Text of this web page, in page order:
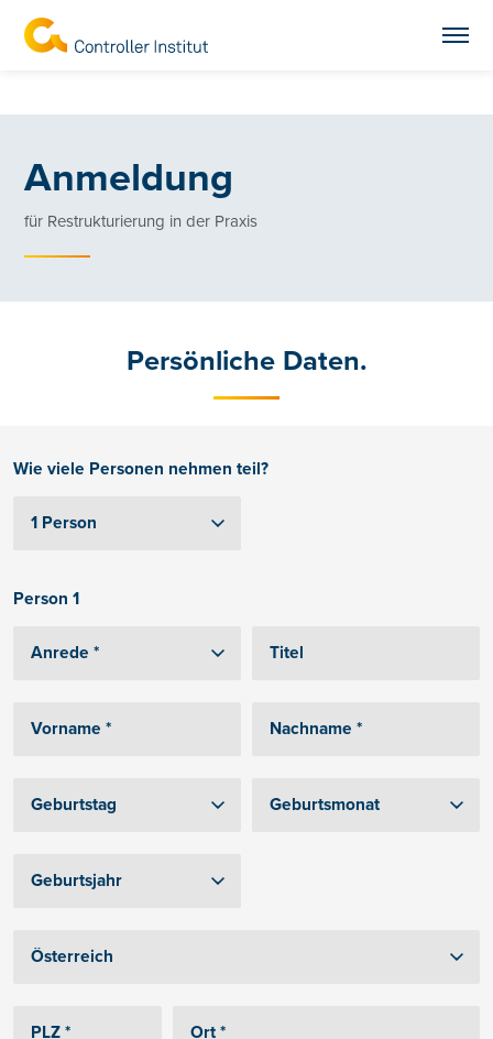
Anmeldung
für Restrukturierung in der Praxis
Persönliche Daten.
Wie viele Personen nehmen teil?
Person 1